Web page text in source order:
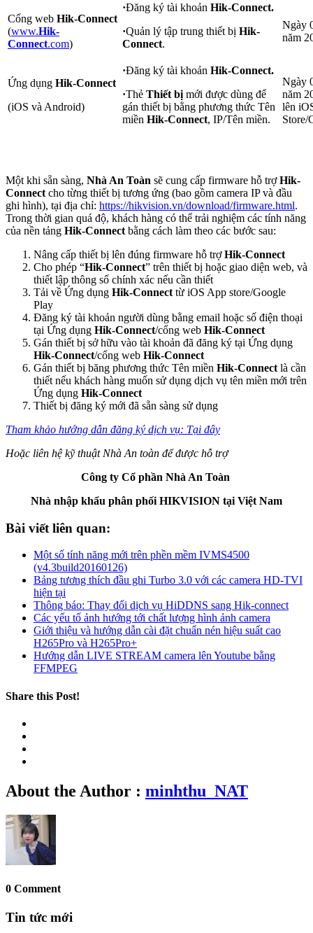
Cổng web Hik-Connect
(www.Hik-
Connect.com)
·Đăng ký tài khoản Hik-Connect.
·Quản lý tập trung thiết bị Hik-
Connect.
Ngày
năm
Ứng dụng Hik-Connect
(iOS và Android)
·Đăng ký tài khoản Hik-Connect.
·Thẻ Thiết bị mới được dùng để
gán thiết bị bằng phương thức Tên
miền Hik-Connect, IP/Tên miền.
Ngày
năm
lên
Store/
Một khi sẵn sàng, Nhà An Toàn sẽ cung cấp firmware hỗ trợHik-
Connect cho từng thiết bị tương ứng (bao gồm camera IP và đầu
ghi hình), tại địa chỉ: https://hikvision.vn/download/firmware.html.
Trong thời gian quá độ, khách hàng có thể trải nghiệm các tính năng
của nền tảng Hik-Connect bằng cách làm theo các bước sau:
Nâng cấp thiết bị lên đúng firmware hỗ trợHik-Connect
Cho phép “Hik-Connect” trên thiết bị hoặc giao diện web, và
thiết lập thông số chính xác nếu cần thiết
Tải về Ứng dụng Hik-Connect từ iOS App store/Google
Play
Đăng ký tài khoản người dùng bằng email hoặc số điện thoại
tại Ứng dụng Hik-Connect/cổng web Hik-Connect
Gán thiết bị sở hữu vào tài khoản đã đăng ký tại Ứng dụng
Hik-Connect/cổng web Hik-Connect
Gán thiết bị băng phương thức Tên miền Hik-Connect là cần
thiết nếu khách hàng muốn sử dụng dịch vụ tên miền mới trên
Ứng dụng Hik-Connect
Thiết bị đăng ký mới đã sẵn sàng sử dụng
Tham khảo hướng dẫn đăng ký dịch vụ: Tại đây
Hoặc liên hệ kỹ thuật Nhà An toàn để được hỗ trợ
Công ty Cổ phần Nhà An Toàn
Nhà nhập khẩu phân phối HIKVISION tại Việt Nam
Bài viết liên quan:
Một số tính năng mới trên phền mềm IVMS4500
(v4.3build20160126)
Bảng tương thích đầu ghi Turbo 3.0 với các camera HD-TVI
hiện tại
Thông báo: Thay đổi dịch vụ HiDDNS sang Hik-connect
Các yếu tố ảnh hướng tới chất lượng hình ảnh camera
Giới thiệu và hướng dẫn cài đặt chuẩn nén hiệu suất cao
H265Pro và H265Pro+
Hướng dẫn LIVE STREAM camera lên Youtube bằng
FFMPEG
Share this Post!
About the Author : minhthu_NAT
0 Comment
Tin tức mới